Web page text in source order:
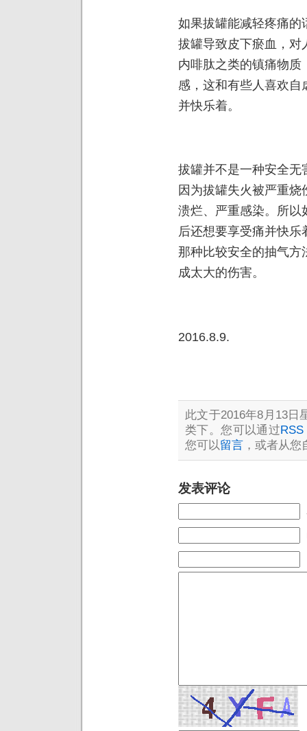
如果拔罐能减轻疼痛的
拔罐导致皮下瘀血，对
内啡肽之类的镇痛物
感，这和有些人喜欢
并快乐着。
拔罐并不是一种安全无
因为拔罐失火被严重
溃烂、严重感染。所以
后还想要享受痛并快
那种比较安全的抽气方
成太大的伤害。
2016.8.9.
此文于2016年8月13日
类下。您可以通过RSS
您可以留言 ，或者从
发表评论